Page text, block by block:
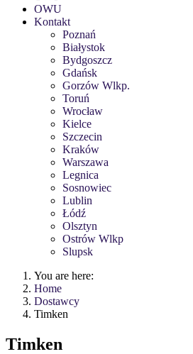
OWU
Kontakt
Poznań
Białystok
Bydgoszcz
Gdańsk
Gorzów Wlkp.
Toruń
Wrocław
Kielce
Szczecin
Kraków
Warszawa
Legnica
Sosnowiec
Lublin
Łódź
Olsztyn
Ostrów Wlkp
Slupsk
You are here:
Home
Dostawcy
Timken
Timken